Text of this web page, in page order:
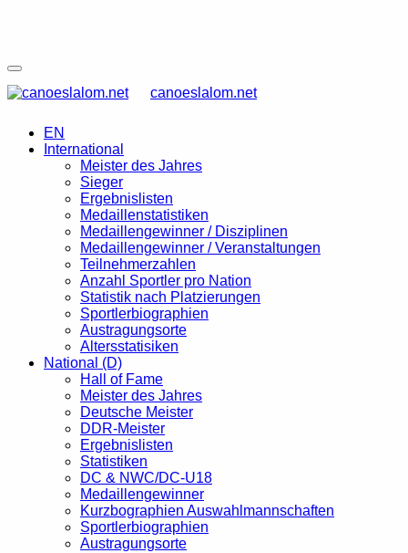
canoeslalom.net
EN
International
Meister des Jahres
Sieger
Ergebnislisten
Medaillenstatistiken
Medaillengewinner / Disziplinen
Medaillengewinner / Veranstaltungen
Teilnehmerzahlen
Anzahl Sportler pro Nation
Statistik nach Platzierungen
Sportlerbiographien
Austragungsorte
Altersstatisiken
National (D)
Hall of Fame
Meister des Jahres
Deutsche Meister
DDR-Meister
Ergebnislisten
Statistiken
DC & NWC/DC-U18
Medaillengewinner
Kurzbographien Auswahlmannschaften
Sportlerbiographien
Austragungsorte